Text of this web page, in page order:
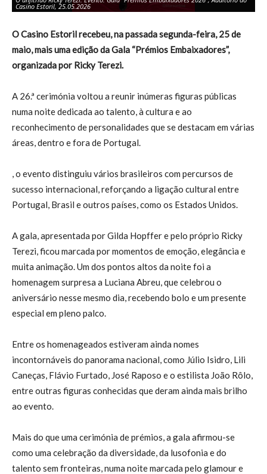
Casino Estoril, 25.05.2026
O Casino Estoril recebeu, na passada segunda-feira, 25 de
maio, mais uma edição da Gala “Prémios Embaixadores”,
organizada por Ricky Terezi.
A 26.ª cerimónia voltou a reunir inúmeras figuras públicas
numa noite dedicada ao talento, à cultura e ao
reconhecimento de personalidades que se destacam em várias
áreas, dentro e fora de Portugal.
, o evento distinguiu vários brasileiros com percursos de
sucesso internacional, reforçando a ligação cultural entre
Portugal, Brasil e outros países, como os Estados Unidos.
A gala, apresentada por Gilda Hopffer e pelo próprio Ricky
Terezi, ficou marcada por momentos de emoção, elegância e
muita animação. Um dos pontos altos da noite foi a
homenagem surpresa a Luciana Abreu, que celebrou o
aniversário nesse mesmo dia, recebendo bolo e um presente
especial em pleno palco.
Entre os homenageados estiveram ainda nomes
incontornáveis do panorama nacional, como Júlio Isidro, Lili
Caneças, Flávio Furtado, José Raposo e o estilista João Rôlo,
entre outras figuras conhecidas que deram ainda mais brilho
ao evento.
Mais do que uma cerimónia de prémios, a gala afirmou-se
como uma celebração da diversidade, da lusofonia e do
talento sem fronteiras, numa noite marcada pelo glamour e